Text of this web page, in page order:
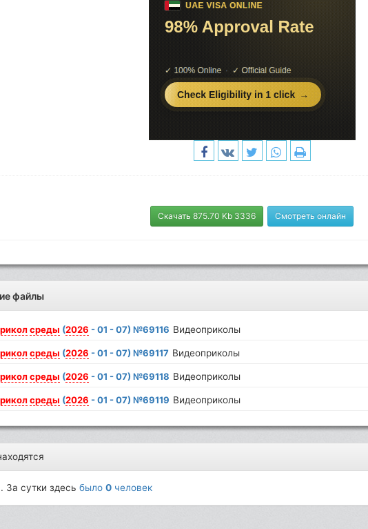
Скачать 875.70 Kb 3336 Смотреть онлайн
файлы
среды (2026 - 01 - 07) №69116 Видеоприколы
среды (2026 - 01 - 07) №69117 Видеоприколы
среды (2026 - 01 - 07) №69118 Видеоприколы
среды (2026 - 01 - 07) №69119 Видеоприколы
За сутки здесьбыло0 человек